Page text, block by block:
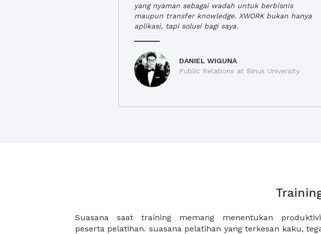
yang nyaman sebagai wadah untuk berbisnis
maupun transfer knowledge. XWORK bukan hanya
aplikasi, tapi solusi bagi saya.
DANIEL WIGUNA
Public Relations at Binus University
Suasana saat training memang menentukan
peserta pelatihan. suasana pelatihan yang terkesan kaku,
mau bukan jika training perusahaan anda berkesan biasa
lagi. XWORK akan selalu hadir sebagai solusi untuk